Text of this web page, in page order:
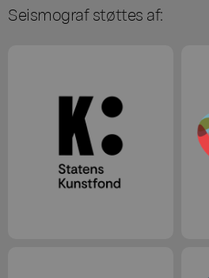
Seismograf støttes af: